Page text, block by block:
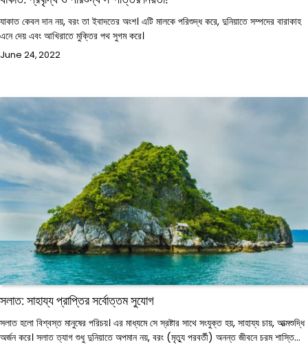
যাকাত কেবল দান নয়, বরং তা ইবাদতের অংশ। এটি মালকে পরিশুদ্ধ করে, দুনিয়াতে সম্পদের বারাকাহ
এনে দেয় এবং আখিরাতে মুক্তির পথ সুগম করে।
June 24, 2022
সলাত: সাহায্য প্রাপ্তির সর্বোত্তম সুযোগ
সলাত হলো বিশ্বস্ত মানুষের পরিচয়। এর মাধ্যমে সে স্রষ্টার সাথে সংযুক্ত হয়, সাহায্য চায়, আত্মশুদ্ধি
অর্জন করে। সলাত ত্যাগ শুধু দুনিয়াতে অপমান নয়, বরং (মৃত্যু পরবর্তী) অনন্ত জীবনে চরম শাস্তি…